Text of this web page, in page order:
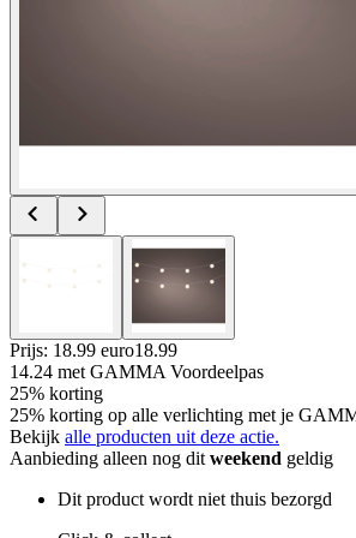
Prijs: 18.99 euro18.99
14.24 met GAMMA Voordeelpas
25% korting
25% korting op alle verlichting met je
Bekijk alle producten uit deze actie.
Aanbieding alleen nog dit weekend geldig
Dit product wordt niet thuis bezorgd